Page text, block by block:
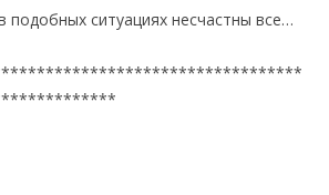
подобных ситуациях несчастны все…